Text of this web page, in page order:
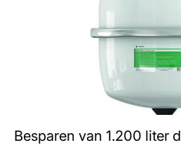
Besparen van 1.200 liter